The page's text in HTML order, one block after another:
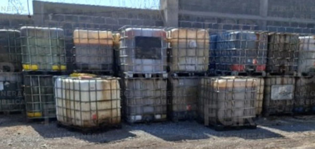
promovió un amparo paraexigir el cumplimientode ese
compromiso.
“Le exigimos alAyuntamiento de San Luis Potosíque
cumpla con elSistema Municipal de Cuidados“.